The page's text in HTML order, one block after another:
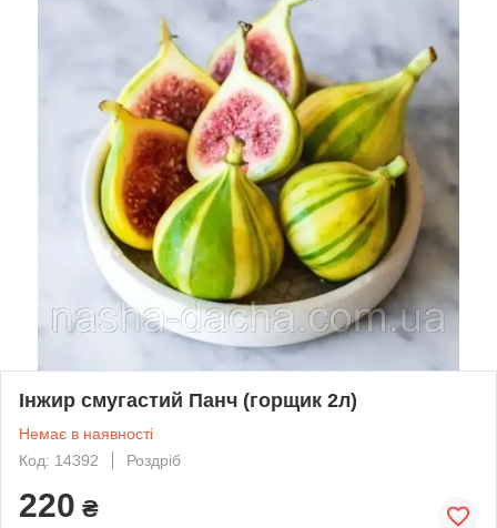
Інжир смугастий Панч (горщик 2л)
Немає в наявності
Код: 14392
Роздріб
220 ₴